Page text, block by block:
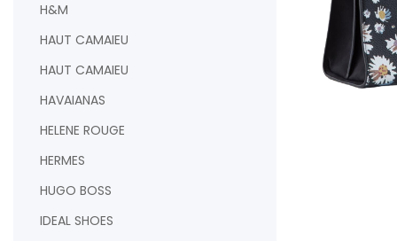
H&M
HAUT CAMAIEU
HAUT CAMAIEU
HAVAIANAS
HELENE ROUGE
HERMES
HUGO BOSS
IDEAL SHOES